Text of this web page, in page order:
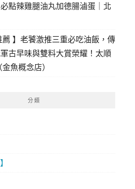
點辣雞腿油丸加德腸滷蛋｜北
薦 】老饕激推三重必吃油飯，傳
古早味與雙料大賞榮耀！太順
魚概念店）
分類